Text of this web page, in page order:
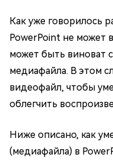
Как уже говорилось
PowerPoint не может
может быть виноват
медиафайла. В этом
видеофайл, чтобы
облегчить
Ниже описано, как
(медиафайла) в